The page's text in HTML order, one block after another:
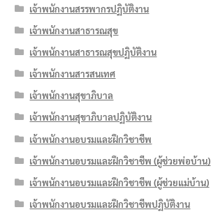
เจ้าพนักงานสรรพากรปฏิบัติงาน
เจ้าพนักงานสาธารณสุข
เจ้าพนักงานสาธารณสุขปฏิบัติงาน
เจ้าพนักงานสารสนเทศ
เจ้าพนักงานสุขาภิบาล
เจ้าพนักงานสุขาภิบาลปฏิบัติงาน
เจ้าพนักงานอบรมและฝึกวิชาชีพ
เจ้าพนักงานอบรมและฝึกวิชาชีพ (ผู้ช่วยพ่อบ้าน)
เจ้าพนักงานอบรมและฝึกวิชาชีพ (ผู้ช่วยแม่บ้าน)
เจ้าพนักงานอบรมและฝึกวิชาชีพปฏิบัติงาน